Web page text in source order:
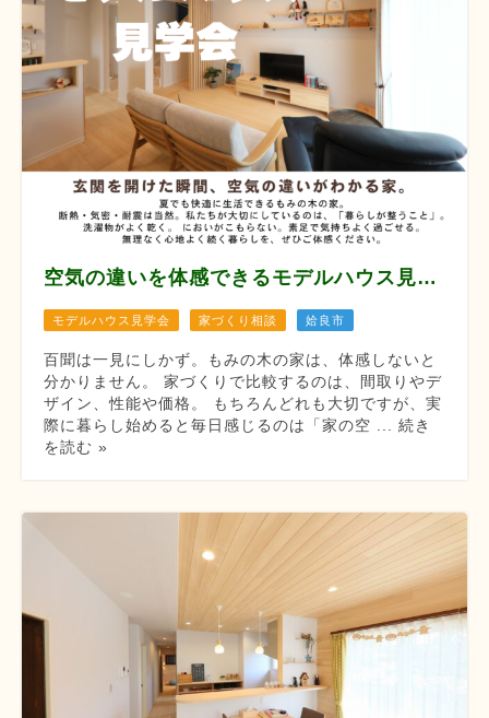
空気の違いを体感できるモデルハウス見学会 【8月12/13/14/22/23/29/30】
モデルハウス見学会 家づくり相談 姶良市
百聞は一見にしかず。もみの木の家は、体感しないと
分かりません。 家づくりで比較するのは、間取りやデ
ザイン、性能や価格。 もちろんどれも大切ですが、実
際に暮らし始めると毎日感じるのは「家の空 ... 続き
を読む »